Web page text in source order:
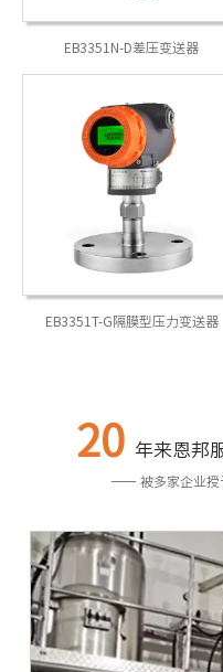
EB3351N-D差压变送器
EB3351T-G隔膜型压力变送器
EBTS102紧凑型温度传感器/变送
EBUHF10调频雷达物位计
EBRD20分体式超声波物/液位计
EBLW液体涡轮流量计
EBLZ金属管转子流量计
20 年来恩邦
—— 被多家企业